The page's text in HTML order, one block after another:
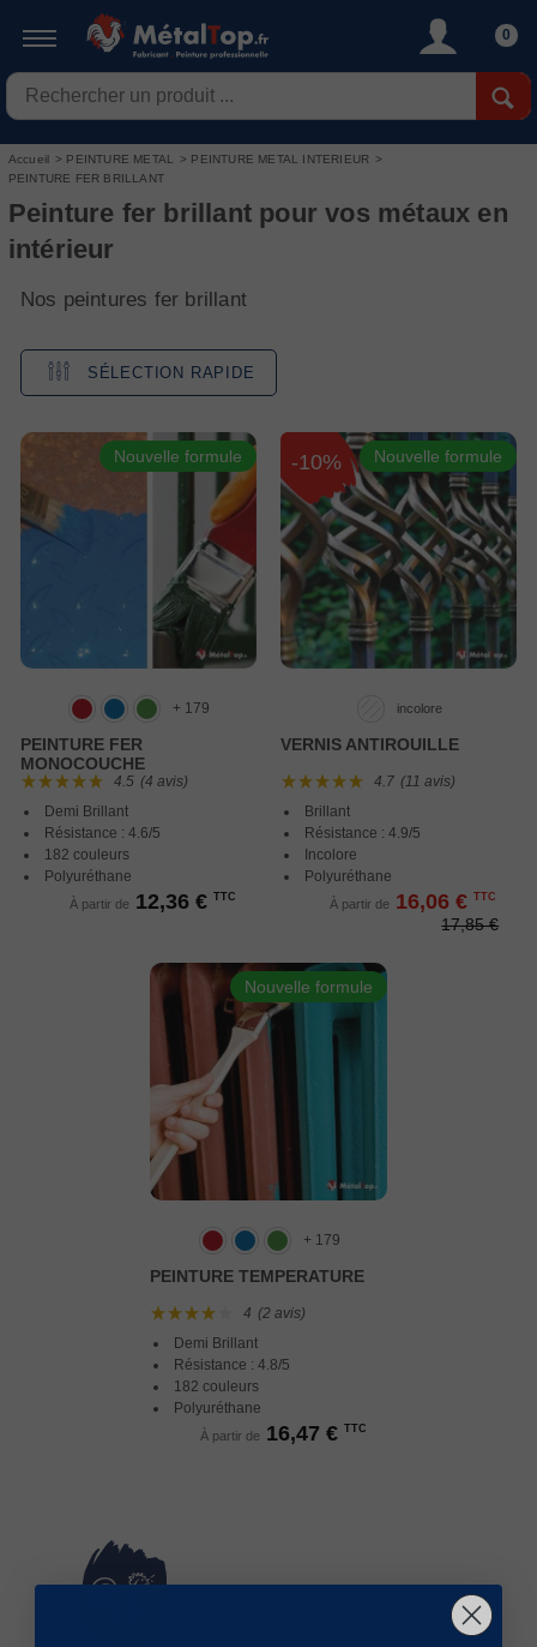
0
Accueil > PEINTURE METAL > PEINTURE METAL INTERIEUR >
PEINTURE FER BRILLANT
Peinture fer brillant pour vos métaux en
intérieur
Nos peintures fer brillant
SÉLECTION RAPIDE
+ 179
PEINTURE FER
MONOCOUCHE
4.5 (4 avis)
Demi Brillant
Résistance : 4.6/5
182 couleurs
Polyuréthane
Nouvelle formule
À partir de 12,36 € TTC
incolore
VERNIS ANTIROUILLE
4.7 (11 avis)
Brillant
Résistance : 4.9/5
Incolore
Polyuréthane
-10% Nouvelle formule
À partir de 16,06 € TTC
17,85 €
+ 179
PEINTURE TEMPERATURE
4 (2 avis)
Demi Brillant
Résistance : 4.8/5
182 couleurs
Polyuréthane
Nouvelle formule
À partir de 16,47 € TTC